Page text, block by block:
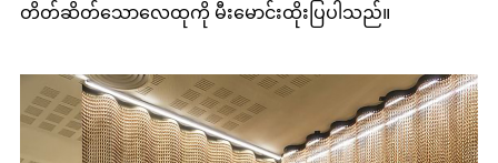
တိတ်ဆိတ်သောလေထုကို မီးမောင်းထိုးပြပါသည်။